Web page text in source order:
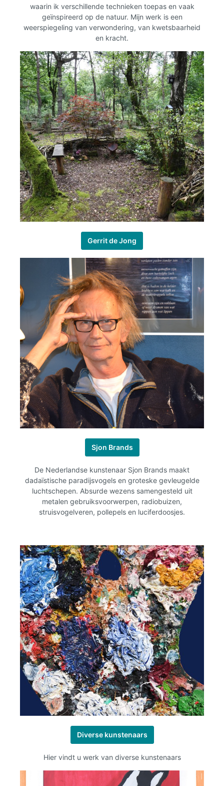
waarin ik verschillende technieken toepas en vaak
geïnspireerd op de natuur. Mijn werk is een
weerspiegeling van verwondering, van kwetsbaarheid
en kracht.
Gerrit de Jong
Sjon Brands
De Nederlandse kunstenaar Sjon Brands maakt
dadaïstische paradijsvogels en groteske gevleugelde
luchtschepen. Absurde wezens samengesteld uit
metalen gebruiksvoorwerpen, radiobuizen,
struisvogelveren, pollepels en luciferdoosjes.
Diverse kunstenaars
Hier vindt u werk van diverse kunstenaars